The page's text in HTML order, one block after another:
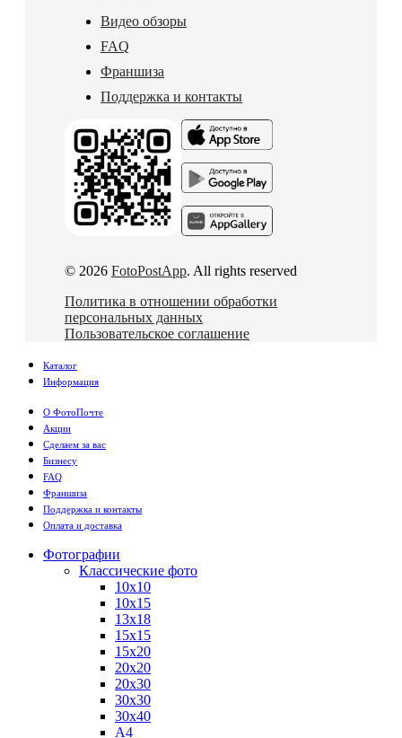
Видео обзоры
FAQ
Франшиза
Поддержка и контакты
© 2026 FotoPostApp. All rights reserved
Политика в отношении обработки
персональных данных
Пользовательское соглашение
Каталог
Информация
О ФотоПочте
Акции
Сделаем за вас
Бизнесу
FAQ
Франшиза
Поддержка и контакты
Оплата и доставка
Фотографии
Классические фото
10х10
10х15
13х18
15х15
15х20
20х20
20х30
30х30
30х40
А4